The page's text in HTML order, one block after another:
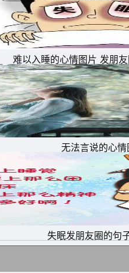
满，一切
2022祈
离不弃!
!
恼丢掉，
开心快
更进一
让梦想不
难以入睡的心情图片 发朋
无法言说的心情
失眠发朋友圈的句